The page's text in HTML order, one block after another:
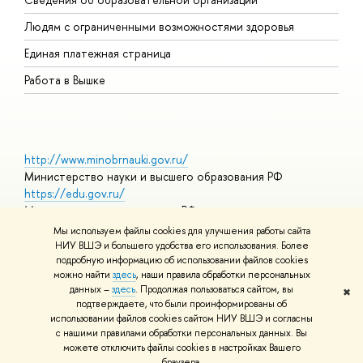
Мы используем файлы cookies для улучшения работы сайта
НИУ ВШЭ и большего удобства его использования. Более
подробную информацию об использовании файлов cookies
можно найти здесь, наши правила обработки персональных
данных –здесь. Продолжая пользоваться сайтом, вы
подтверждаете, что были проинформированы об
использовании файлов cookies сайтом НИУ ВШЭ и согласны
с нашими правилами обработки персональных данных. Вы
можете отключить файлы cookies в настройках Вашего
✖
Людям с ограниченными возможностями здоровья
Единая платежная страница
Работа в Вышке
http://www.minobrnauki.gov.ru/
Министерство науки и высшего образования РФ
https://edu.gov.ru/
Министерство просвещения РФ
https://elearning.hse.ru/mooc
Массовые открытые онлайн-курсы
© НИУ ВШЭ 1993–2026 Адреса и контактыУсловия
использования материалов Политика конфиденциальности
Шрифты HSE Sans и HSE Slab разработаны вШколе дизайна НИУ